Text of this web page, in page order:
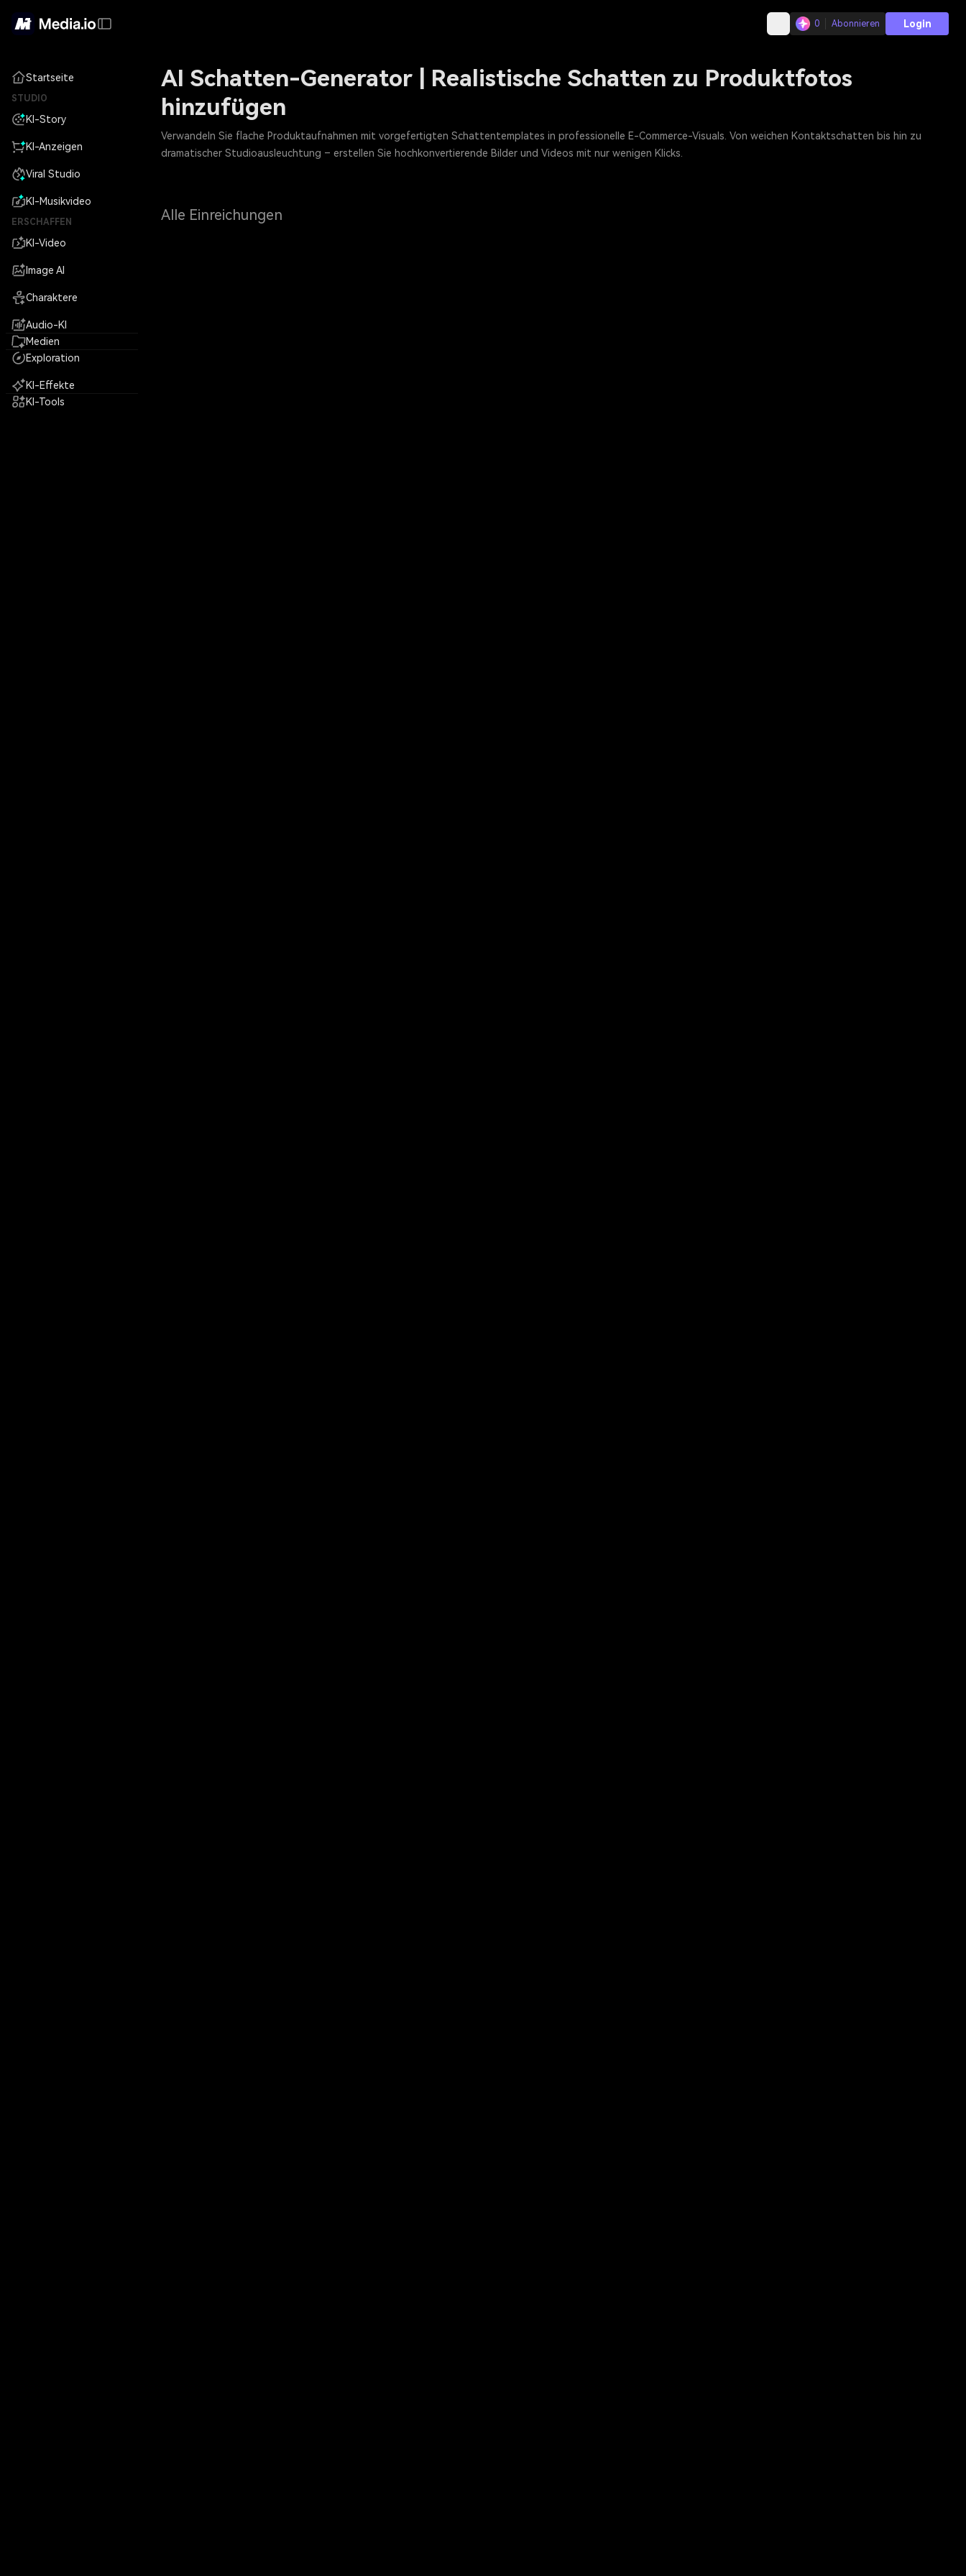
0 Abonnieren Login
Startseite
STUDIO
KI-Story
KI-Anzeigen
Viral Studio
KI-Musikvideo
ERSCHAFFEN
KI-Video
Image AI
Charaktere
Audio-KI
Medien
Exploration
KI-Effekte
KI-Tools
AI Schatten-Generator | Realistische Schatten zu Produktfotos
hinzufügen
Verwandeln Sie flache Produktaufnahmen mit vorgefertigten Schattentemplates in professionelle E-Commerce-Visuals. Von weichen Kontaktschatten bis hin zu
dramatischer Studioausleuchtung – erstellen Sie hochkonvertierende Bilder und Videos mit nur wenigen Klicks.
Alle Einreichungen